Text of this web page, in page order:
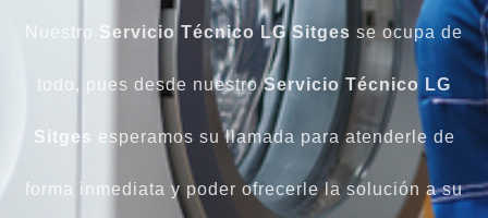
Nuestro Servicio Técnico LG Sitges se ocupa de
todo, pues desde nuestroServicio Técnico LG
Sitges esperamos su llamada para atenderle de
forma inmediata y poder ofrecerle la solución a su